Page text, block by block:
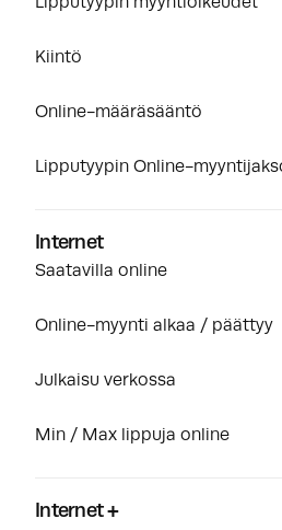
Lipputyypin myyntioikeudet
Kiintö
Online-määräsääntö
Lipputyypin Online-
Internet
Saatavilla online
Online-myynti alkaa / päättyy
Julkaisu verkossa
Min / Max lippuja online
Internet +